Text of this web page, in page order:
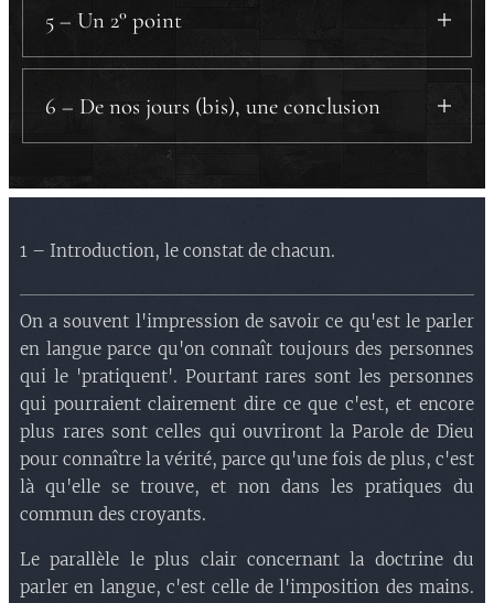
a.1) Le texte
a.2) Le contexte.
a.4) Les spécificités de la
pentecôte.
a.5) Le problème des langues
b) Un premier point.
c) Simon.
5 – Un 2° point
a) Une étrange acceptation.
b) Regarder objectivement.
6 – De nos jours (bis), une conclusion
a) Le problème.
b) Ce qu'est le parler en langue.
d) Une conséquence.
1 – Introduction, le constat de chacun.
On a souvent l'impression de savoir ce qu'est le parler
en langue parce qu'on connaît toujours des personnes
qui le 'pratiquent'. Pourtant rares sont les personnes
qui pourraient clairement dire ce que c'est, et encore
plus rares sont celles qui ouvriront la Parole de Dieu
pour connaître la vérité, parce qu'une fois de plus, c'est
là qu'elle se trouve, et non dans les pratiques du
commun des croyants.
Le parallèle le plus clair concernant la doctrine du
parler en langue, c'est celle de l'imposition des mains.